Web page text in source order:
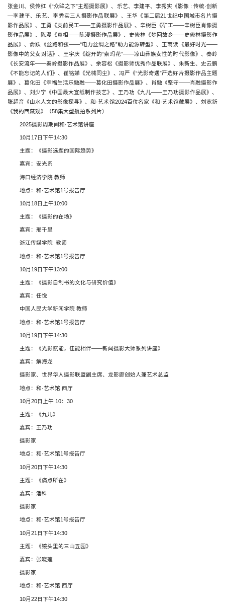
张金川、侯传红《“众眸之下”主题摄影展》、乐艺、李建平、李秀实《影像 : 传统·创新
—李建平、乐艺、李秀实三人摄影作品联展》、王华《第二届21世纪中国城市名片摄
影作品展》、王勇《支前民工——王勇摄影作品展》、辛树臣《矿工——辛树臣肖像摄
影作品展》、陈漫《真相——陈漫摄影作品展》、史修林《梦回故乡——史修林摄影作
品展》、俞跃《丝路和弦——“电力丝绸之路”助力能源转型》、王雨读《最好时光——
影像中的父女对话》、王宇庆《绽开的“索玛花”——凉山彝族女性的时代影像》、秦岭
《长安流年——秦岭摄影作品展》、余容松《摄影师优秀作品联展》、朱新生、史云鹏
《不能忘记的人们》、崔铭娣《光械同尘》、冯严《“光影奇遇”严选好片摄影作品主题
展》、葛化田《幸福生活乐融融——葛化田摄影作品展》、肖融《坚守——肖融摄影作
品展》、刘少宁《中国最大宣纸制作技艺》、王乃功《九儿——王乃功摄影作品展》、
张超音《山水人文的影像探寻》、和·艺术馆2024百位名家《和·艺术馆藏展》、刘宽新
《我的西藏观》（58集大型航拍系列片）
2025摄影周期间和·艺术馆讲座
10月17日下午14:30
主题：《摄影选题的国际趋势》
嘉宾：安光系
海口经济学院 教师
地点：和·艺术馆1号报告厅
10月18日上午10:00
主题：《摄影的在场》
嘉宾：邢千里
浙江传媒学院  教师
地点：和·艺术馆1号报告厅
10月19日下午13:00
主题：《摄影自制书的文化与研究价值》
嘉宾：任悦
中国人民大学新闻学院 教师
地点：和·艺术馆1号报告厅
10月19日下午14:30
主题：《光影赋能，佳能相伴——新闻摄影大师系列讲座》
嘉宾：解海龙
摄影家、世界华人摄影联盟副主席、龙影廊创始人兼艺术总监
地点：和·艺术馆 西厅
10月20日上午 10：30
主题：《九儿》
嘉宾：王乃功
摄影家
地点：和·艺术馆1号报告厅
10月20日下午14:30
主题：《痛点所在》
嘉宾：潘科
摄影家
地点：和·艺术馆1号报告厅
10月21日下午14:30
主题：《镜头里的三山五园》
嘉宾：张晓莲
摄影家
地点：和·艺术馆 西厅
10月22日下午14:30